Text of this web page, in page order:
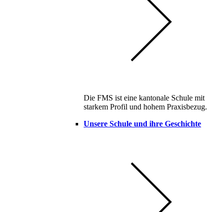
Die FMS ist eine kantonale Schule mit
starkem Profil und hohem Praxisbezug.
Unsere Schule und ihre Geschichte